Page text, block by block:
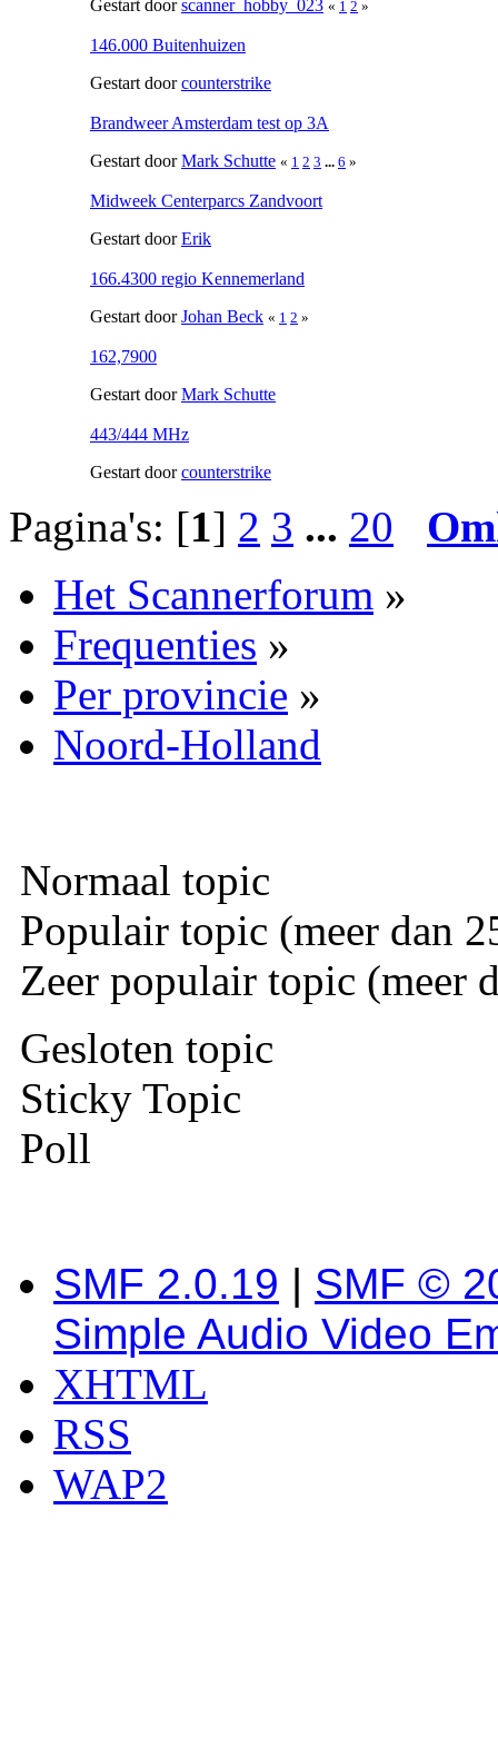
Gestart doorscanner_hobby_023 « 1 2 »
146.000 Buitenhuizen
Gestart doorcounterstrike
Brandweer Amsterdam test op 3A
Gestart doorMark Schutte « 1 2 3 ... 6 »
Midweek Centerparcs Zandvoort
Gestart doorErik
166.4300 regio Kennemerland
Gestart doorJohan Beck « 1 2 »
162,7900
Gestart doorMark Schutte
443/444 MHz
Gestart doorcounterstrike
Pagina's: [1] 2 3 ... 20
Het Scannerforum »
Frequenties »
Per provincie »
Noord-Holland
Normaal topic
Populair topic (meer dan
Zeer populair topic (meer
Gesloten topic
Sticky Topic
Poll
SMF 2.0.19 | SMF ©
Simple Audio Video
XHTML
RSS
WAP2